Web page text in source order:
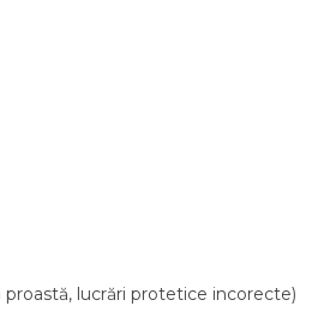
lucrări protetice incorecte)